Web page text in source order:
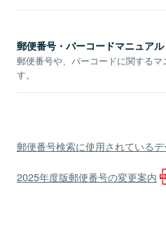
郵便番号・バーコードマニュアル
郵便番号や、バーコードに関するマ
す。
郵便番号検索に使用されている
2025年度版郵便番号の変更案内